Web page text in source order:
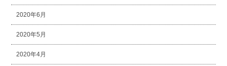
2020年6月
2020年5月
2020年4月